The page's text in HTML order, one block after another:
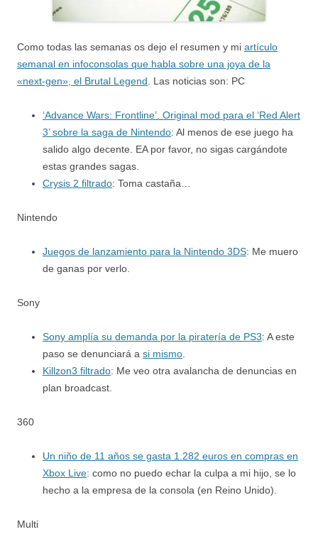
Como todas las semanas os dejo el resumen y mi artículo
semanal en infoconsolas que habla sobre una joya de la
«next-gen», el Brutal Legend . Las noticias son: PC
‘Advance Wars: Frontline’. Original mod para el ‘Red Alert
3’ sobre la saga de Nintendo: Al menos de ese juego ha
salido algo decente. EA por favor, no sigas cargándote
estas grandes sagas.
Crysis 2 filtrado: Toma castaña…
Nintendo
Juegos de lanzamiento para la Nintendo 3DS: Me muero
de ganas por verlo.
Sony
Sony amplía su demanda por la piratería de PS3: A este
paso se denunciará a si mismo
Killzon3 filtrado: Me veo otra avalancha de denuncias en
plan broadcast.
360
Un niño de 11 años se gasta 1.282 euros en compras en
Xbox Live: como no puedo echar la culpa a mi hijo, se lo
hecho a la empresa de la consola (en Reino Unido).
Multi